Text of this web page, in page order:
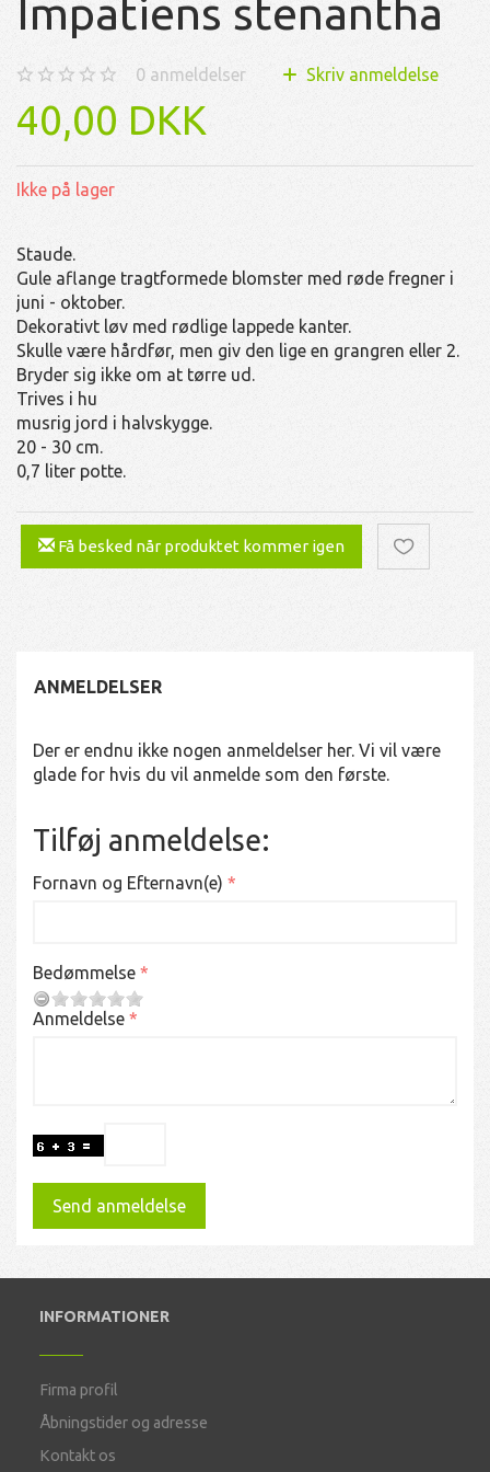
Impatiens stenantha
0 anmeldelser Skriv anmeldelse
40,00 DKK
Ikke på lager
Staude.
Gule aflange tragtformede blomster med røde fregner i
juni - oktober.
Dekorativt løv med rødlige lappede kanter.
Skulle være hårdfør, men giv den lige en grangren eller 2.
Bryder sig ikke om at tørre ud.
Trives i hu
musrig jord i halvskygge.
20 - 30 cm.
0,7 liter potte.
Få besked når produktet kommer igen
ANMELDELSER
Der er endnu ikke nogen anmeldelser her. Vi vil være
glade for hvis du vil anmelde som den første.
Tilføj anmeldelse:
Fornavn og Efternavn(e)
Bedømmelse
Anmeldelse
Send anmeldelse
INFORMATIONER
Firma profil
Åbningstider og adresse
Kontakt os